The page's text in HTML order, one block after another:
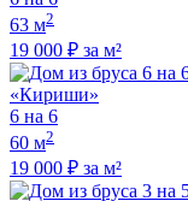
63 м2
19 000 ₽ за м²
«Кириши»
6 на 6
60 м2
19 000 ₽ за м²